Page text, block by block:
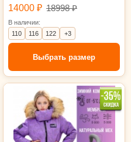
14000 ₽ 18998 ₽
В наличии:
110
116 122 +3
Выбрать размер
110